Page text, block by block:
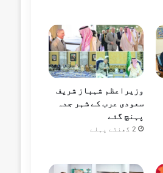
وزیراعظم شہباز شریف
سعودی عرب کے شہر جدہ
پہنچ گئے
2 گھنٹے پہلے